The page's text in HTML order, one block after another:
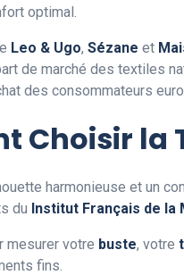
optimal.
Leo & Ugo, Sézane et
de marché des textiles
des consommateurs
Choisir la
harmonieuse et un
du Institut Français de la
mesurer votre buste, votre
fins.